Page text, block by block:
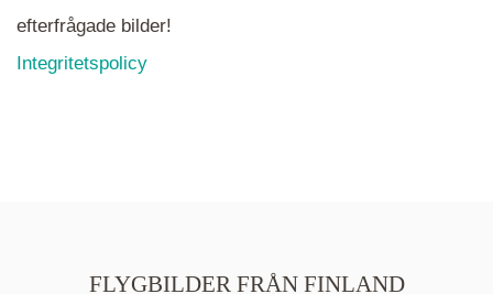
efterfrågade bilder!
Integritetspolicy
FLYGBILDER FRÅN FINLAND